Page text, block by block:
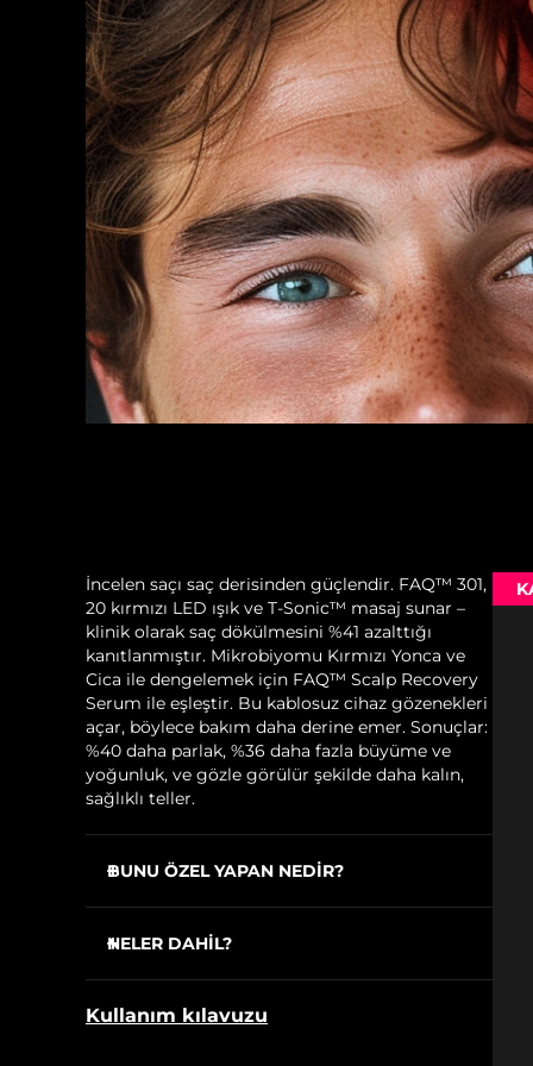
İncelen saçı saç derisinden güçlendir. FAQ™ 301,
20 kırmızı LED ışık ve T-Sonic™ masaj sunar –
klinik olarak saç dökülmesini %41 azalttığı
kanıtlanmıştır. Mikrobiyomu Kırmızı Yonca ve
Cica ile dengelemek için FAQ™ Scalp Recovery
Serum ile eşleştir. Bu kablosuz cihaz gözenekleri
açar, böylece bakım daha derine emer. Sonuçlar:
%40 daha parlak, %36 daha fazla büyüme ve
yoğunluk, ve gözle görülür şekilde daha kalın,
sağlıklı teller.
BUNU ÖZEL YAPAN NEDİR?
mevcut saçı güçlendirerek dökülmeyi önler.
T-Sonic™ masaj kan akışını artırır, böylece
kalın teller oluşturur.
NELER DAHİL?
FAQ™ Scalp Recovery & Thick Hair Probiotic
Kullanım kılavuzu